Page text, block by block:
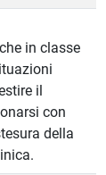
in classe
il
con
della